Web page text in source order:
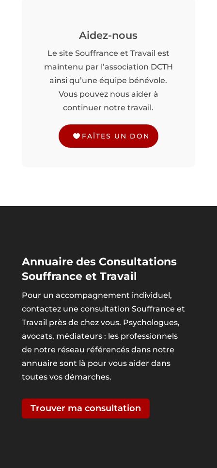
Aidez-nous
Le site Souffrance et Travail est
maintenu par l’association DCTH
ainsi qu’une équipe bénévole.
Vous pouvez nous aider à
continuer notre travail.
FAÎTES UN DON
Annuaire des Consultations
Souffrance et Travail
Pour un accompagnement individuel,
contactez une consultation Souffrance et
Travail près de chez vous. Psychologues,
avocats, médiateurs : les professionnels
de notre réseau référencés dans notre
annuaire sont là pour vous aider dans
toutes vos démarches.
Trouver ma consultation